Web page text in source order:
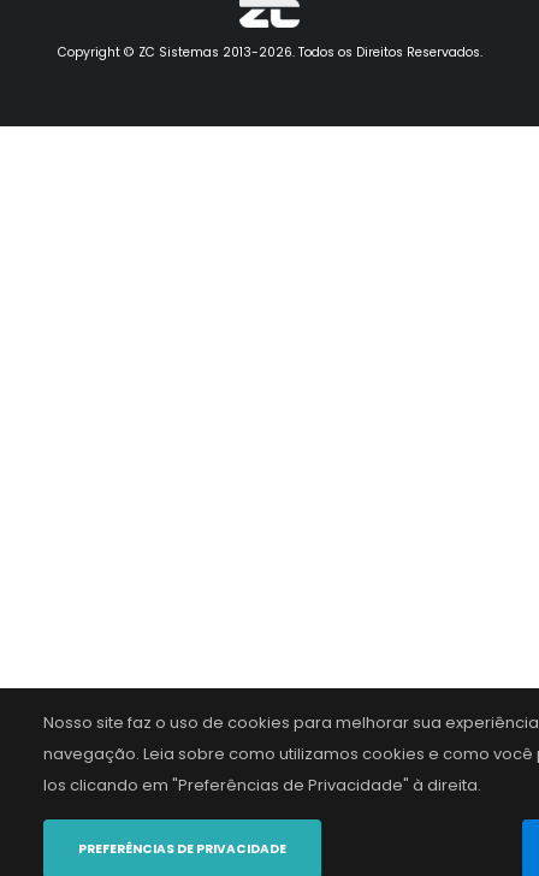
Copyright © ZC Sistemas 2013-2026. Todos os Direitos Reservados.
Nosso site faz o uso de cookies para melhorar sua
navegação. Leia sobre como utilizamos cookies e como
los clicando em "Preferências de Privacidade" à direita.
PREFERÊNCIAS DE PRIVACIDADE